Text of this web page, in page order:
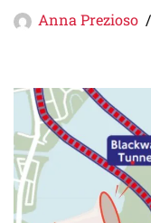
Anna Prezioso